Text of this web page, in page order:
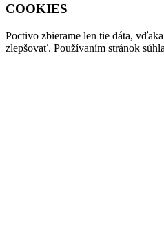
COOKIES
Poctivo zbierame len tie dáta,
zlepšovať. Používaním stránok